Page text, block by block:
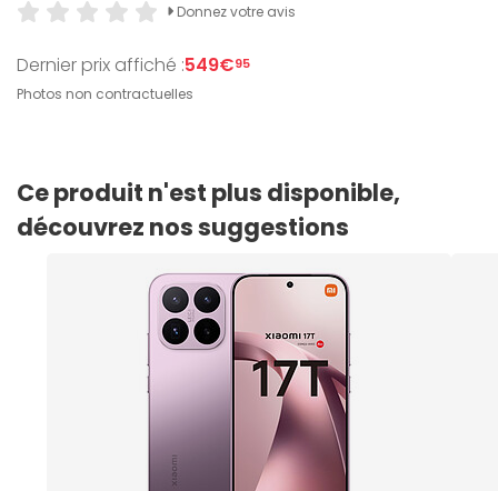
Donnez votre avis
Dernier prix affiché :549€95
Photos non contractuelles
Ce produit n'est plus disponible,
découvrez nos suggestions